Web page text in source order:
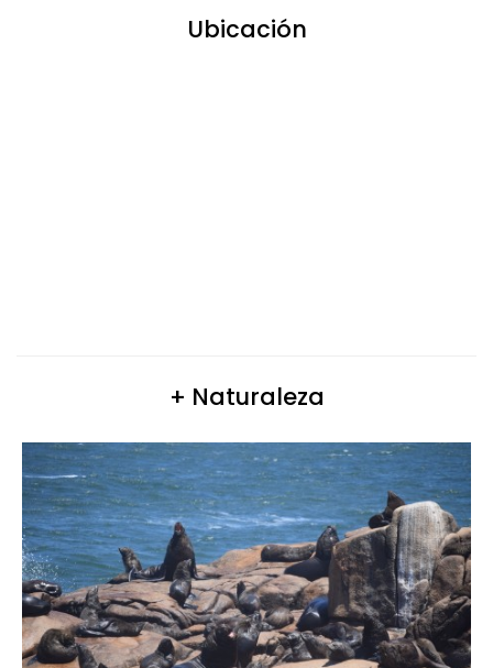
Ubicación
+ Naturaleza